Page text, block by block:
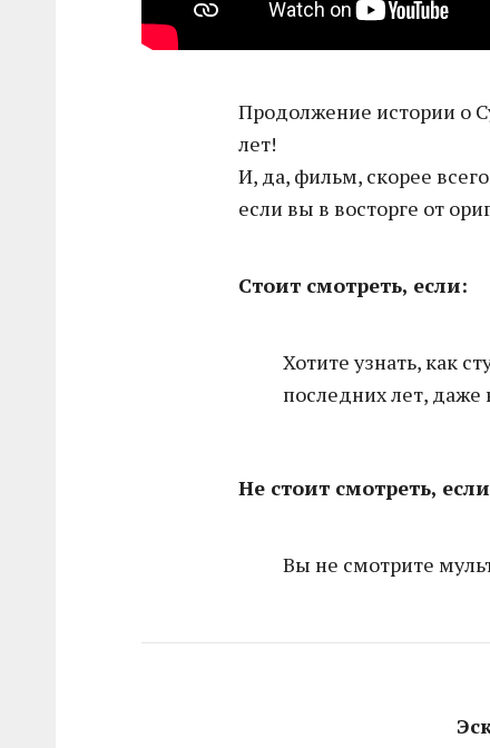
Продолжение истории о
лет!
И, да, фильм, скорее
если вы в восторге от
Стоит смотреть, если:
Хотите узнать, как
последних лет, даже
Не стоит смотреть,
Вы не смотрите